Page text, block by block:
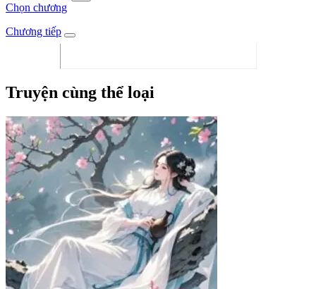
Chọn chương
Chương tiếp
Truyện cùng thể loại